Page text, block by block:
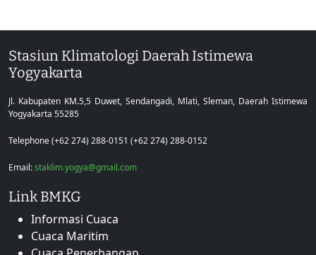
Stasiun Klimatologi Daerah Istimewa
Yogyakarta
Jl. Kabupaten KM.5,5 Duwet, Sendangadi, Mlati, Sleman, Daerah Istimewa
Yogyakarta 55285
Telephone (+62 274) 288-0151 (+62 274) 288-0152
Email:staklim.yogya@gmail.com
Link BMKG
Informasi Cuaca
Cuaca Maritim